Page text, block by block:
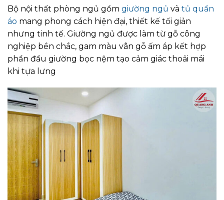
Bộ nội thất phòng ngủ gồm giường ngủ và tủ quần
áo mang phong cách hiện đại, thiết kế tối giản
nhưng tinh tế. Giường ngủ được làm từ gỗ công
nghiệp bền chắc, gam màu vân gỗ ấm áp kết hợp
phần đầu giường bọc nệm tạo cảm giác thoải mái
khi tựa lưng